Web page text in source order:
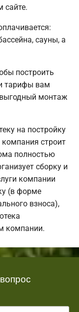
сайте.
сауны, а
построить
тарифы вам
монтаж
на постройку
строит
полностью
сборку и
компании
(в форме
взноса),
компании.